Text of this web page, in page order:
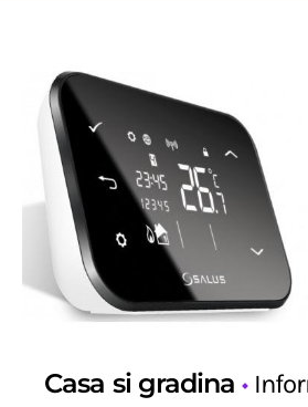
Casa si gradina